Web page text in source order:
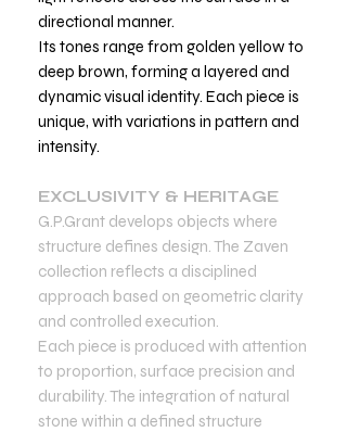
directional manner.
Its tones range from golden yellow to
deep brown, forming a layered and
dynamic visual identity. Each piece is
unique, with variations in pattern and
intensity.
EXCLUSIVITY & HERITAGE
G.P.Grant develops objects where
structure defines design. The Zaven
collection reflects a disciplined
approach based on geometric clarity
and controlled execution.
Each piece is produced with attention
to proportion, surface precision and
durability. The integration of natural
stone within a defined structure